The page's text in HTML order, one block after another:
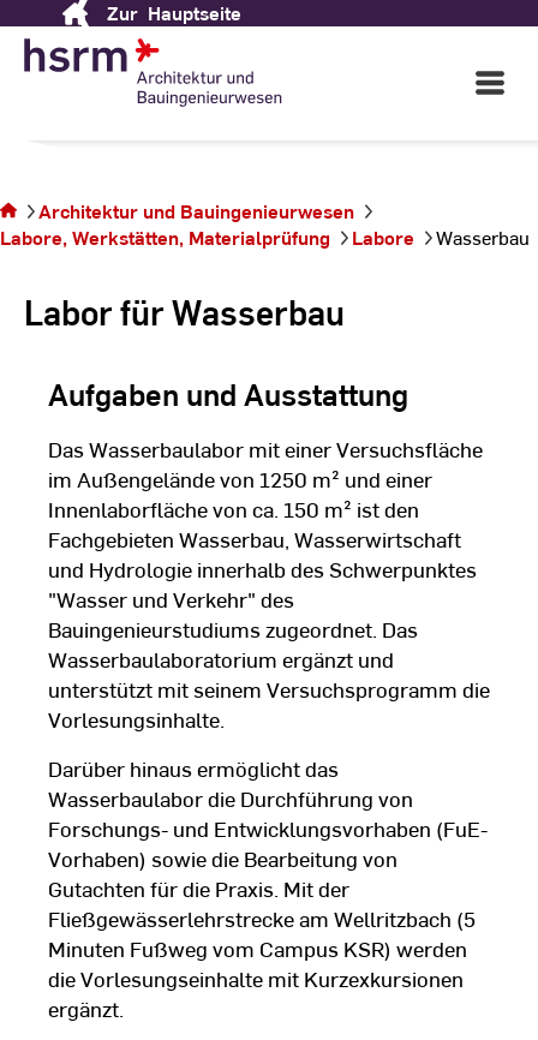
Content
Zur Hauptseite
Open
Main
und Bauingenieurwesen
befinden
sich auf
der Seite
Architektur und Bauingenieurwesen
Labore, Werkstätten, Materialprüfung
Labore Wasserbau
Labor für Wasserbau
Aufgaben und Ausstattung
Das Wasserbaulabor mit einer Versuchsfläche
im Außengelände von 1250 m² und einer
Innenlaborfläche von ca. 150 m² ist den
Fachgebieten Wasserbau, Wasserwirtschaft
und Hydrologie innerhalb des Schwerpunktes
"Wasser und Verkehr" des
Bauingenieurstudiums zugeordnet. Das
Wasserbaulaboratorium ergänzt und
unterstützt mit seinem Versuchsprogramm die
Vorlesungsinhalte.
Darüber hinaus ermöglicht das
Wasserbaulabor die Durchführung von
Forschungs- und Entwicklungsvorhaben (FuE-
Vorhaben) sowie die Bearbeitung von
Gutachten für die Praxis. Mit der
Fließgewässerlehrstrecke am Wellritzbach (5
Minuten Fußweg vom Campus KSR) werden
die Vorlesungseinhalte mit Kurzexkursionen
ergänzt.